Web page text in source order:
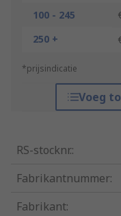
100 - 245
250 +
*prijsindicatie
Voeg
RS-stocknr.:
Fabrikantnummer:
Fabrikant: